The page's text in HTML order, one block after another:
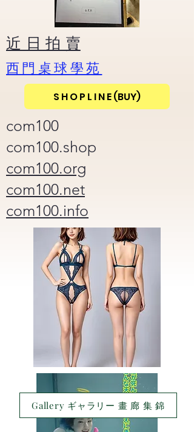
​近 日 拍 賣
​西門桌球學苑
S H O P L I N E (BUY)
com100
com100.shop
com100.org
com100.net
com100.info
Gallery ギャラリー 畫 廊 集 錦